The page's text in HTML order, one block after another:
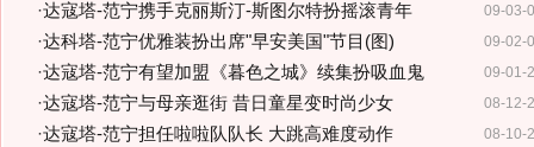
09-03-
·达寇塔-范宁携手克丽斯汀-斯图尔特扮摇滚青年
09-02-
·达科塔-范宁优雅装扮出席"早安美国"节目(图)
09-01-
·达寇塔-范宁有望加盟《暮色之城》续集扮吸血鬼
08-12-
·达寇塔-范宁与母亲逛街 昔日童星变时尚少女
08-10-
·达寇塔-范宁担任啦啦队队长 大跳高难度动作